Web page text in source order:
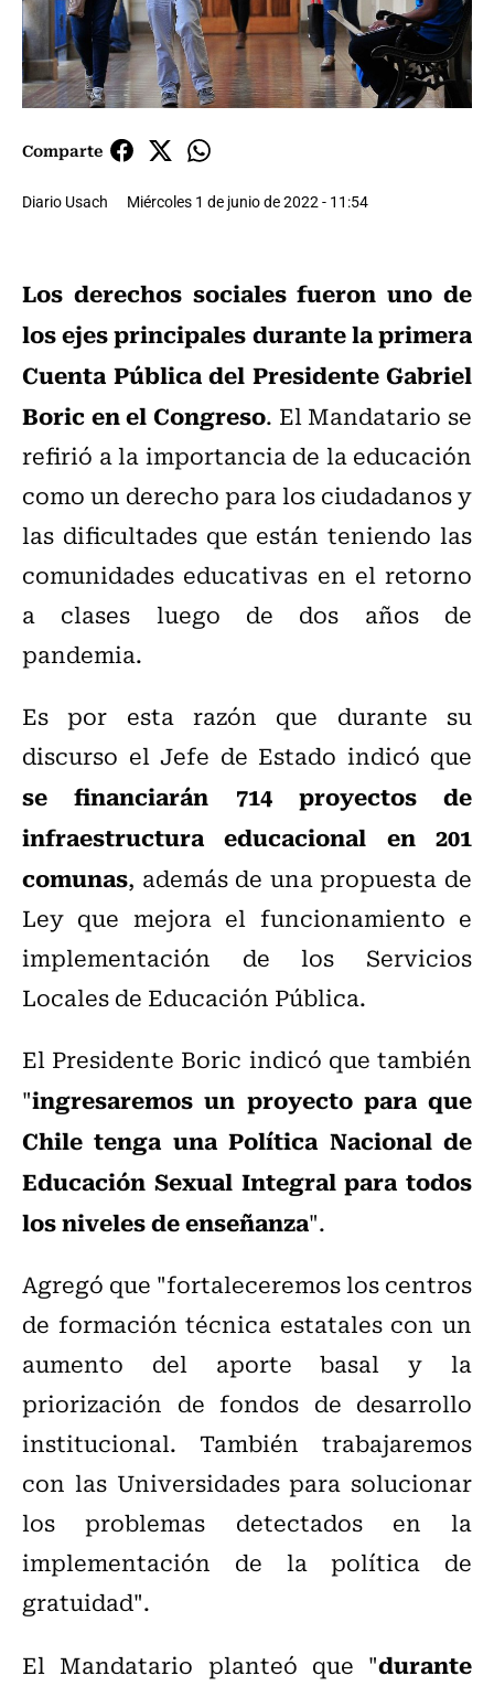
Comparte
Diario Usach Miércoles 1 de junio de 2022 - 11:54
Los derechos sociales fueron uno de
los ejes principales durante la primera
Cuenta Pública del Presidente Gabriel
Boric en el Congreso. El Mandatario se
refirió a la importancia de la educación
como un derecho para los ciudadanos y
las dificultades que están teniendo las
comunidades educativas en el retorno
a clases luego de dos años de
pandemia.
Es por esta razón que durante su
discurso el Jefe de Estado indicó que
se financiarán 714 proyectos de
infraestructura educacional en 201
comunas, además de una propuesta de
Ley que mejora el funcionamiento e
implementación de los Servicios
Locales de Educación Pública.
El Presidente Boric indicó que también
"ingresaremos un proyecto para que
Chile tenga una Política Nacional de
Educación Sexual Integral para todos
los niveles de enseñanza".
Agregó que "fortaleceremos los centros
de formación técnica estatales con un
aumento del aporte basal y la
priorización de fondos de desarrollo
institucional. También trabajaremos
con las Universidades para solucionar
los problemas detectados en la
implementación de la política de
gratuidad".
El Mandatario planteó que "durante